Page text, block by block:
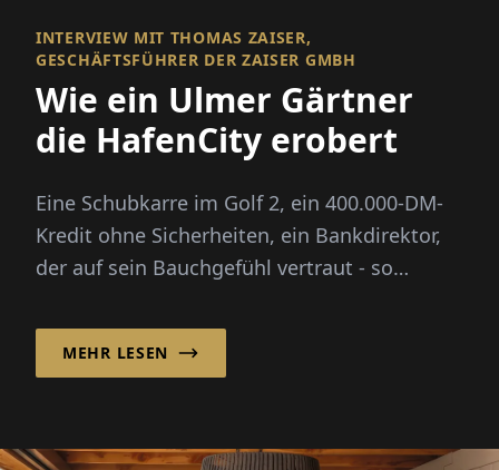
INTERVIEW MIT THOMAS ZAISER,
GESCHÄFTSFÜHRER DER ZAISER GMBH
Wie ein Ulmer Gärtner
die HafenCity erobert
Eine Schubkarre im Golf 2, ein 400.000-DM-
Kredit ohne Sicherheiten, ein Bankdirektor,
der auf sein Bauchgefühl vertraut - so
MEHR LESEN